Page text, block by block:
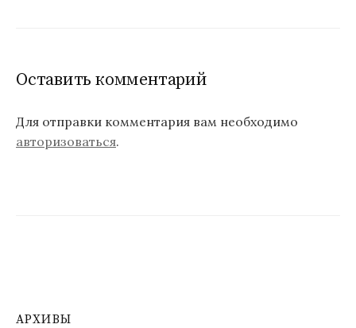
п
с
Оставить комментарий
Для отправки комментария вам необходимо
авторизоваться.
АРХИВЫ